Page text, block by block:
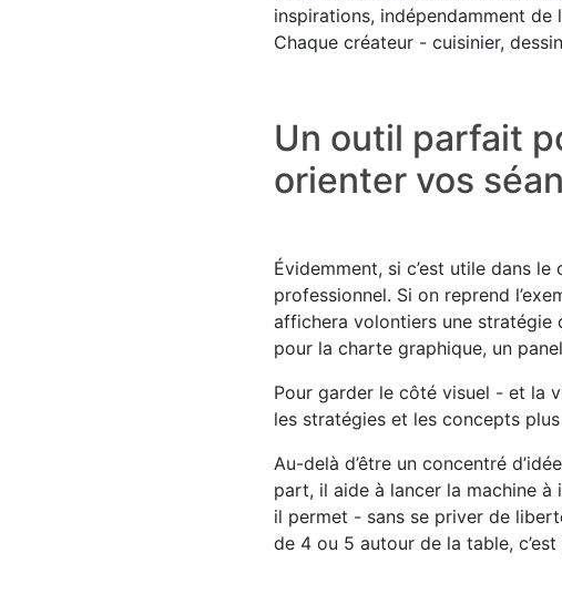
inspirations, indépendamment de
Chaque créateur - cuisinier,
Un outil parfait
orienter vos
Évidemment, si c’est utile dans
professionnel. Si on reprend
affichera volontiers une stratégie
pour la charte graphique, un
Pour garder le côté visuel - et la
les stratégies et les concepts
Au-delà d’être un concentré
part, il aide à lancer la machine
il permet - sans se priver de
de 4 ou 5 autour de la table,